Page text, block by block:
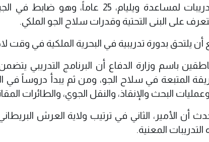
وصممت التدريبات لمساعدة ويليام،
على البنى التحتية وقدرات سلاح الجو الملكي.
يلتحق بدورة تدريبية في البحرية الملكية في وقت
باسم وزارة الدفاع أن البرنامج التدريبي
المتبعة في سلاح الجو، ومن ثم يبدأ دروساً
البحث والإنقاذ، والنقل الجوي، والطائرات
أن الأمير، الثاني في ترتيب ولاية العرش
التدريبات المعنية.